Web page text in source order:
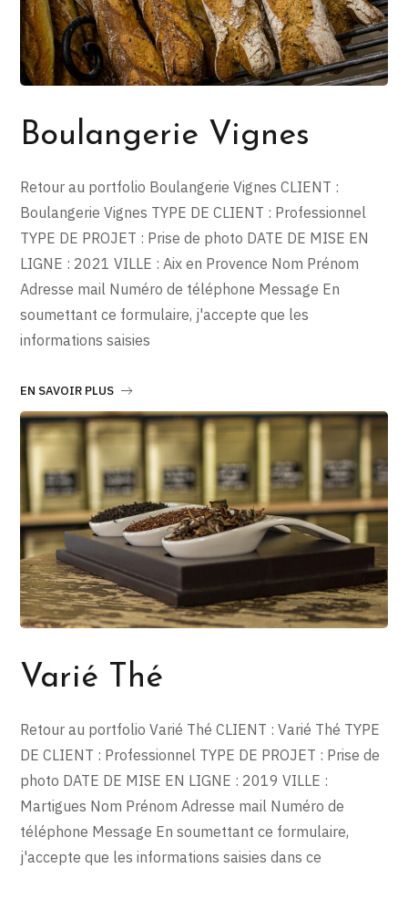
Boulangerie Vignes
Retour au portfolio Boulangerie Vignes CLIENT :
Boulangerie Vignes TYPE DE CLIENT : Professionnel
TYPE DE PROJET : Prise de photo DATE DE MISE EN
LIGNE : 2021 VILLE : Aix en Provence Nom Prénom
Adresse mail Numéro de téléphone Message En
soumettant ce formulaire, j'accepte que les
informations saisies
EN SAVOIR PLUS
Varié Thé
Retour au portfolio Varié Thé CLIENT : Varié Thé TYPE
DE CLIENT : Professionnel TYPE DE PROJET : Prise de
photo DATE DE MISE EN LIGNE : 2019 VILLE :
Martigues Nom Prénom Adresse mail Numéro de
téléphone Message En soumettant ce formulaire,
j'accepte que les informations saisies dans ce